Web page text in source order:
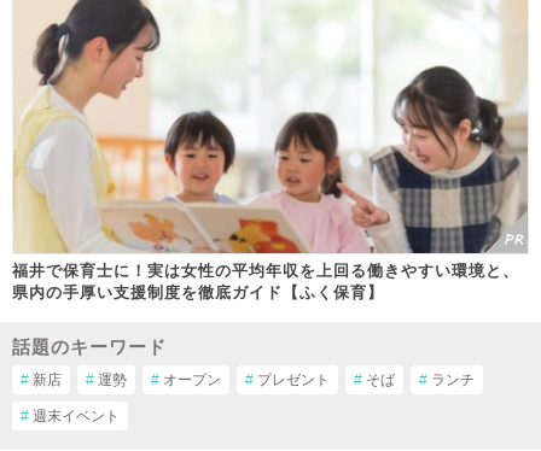
福井で保育士に！実は女性の平均年収を上回る働きやすい環境と、
県内の手厚い支援制度を徹底ガイド【ふく保育】
話題のキーワード
# 新店 # 運勢 # オープン # プレゼント # そば # ランチ
# 週末イベント